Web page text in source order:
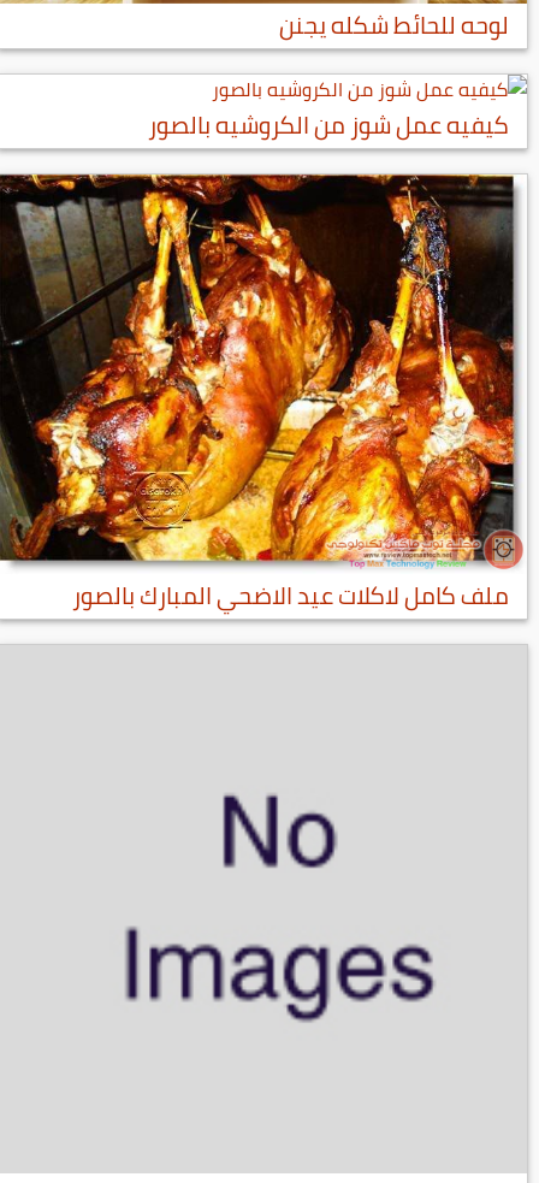
لوحه للحائط شكله يجنن
كيفيه عمل شوز من الكروشيه بالصور
ملف كامل لاكلات عيد الاضحي المبارك بالصور